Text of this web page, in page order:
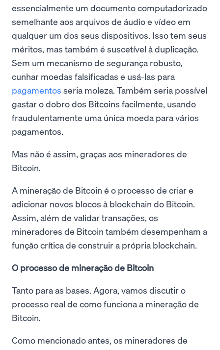
essencialmente um documento computadorizado
semelhante aos arquivos de áudio e vídeo em
qualquer um dos seus dispositivos. Isso tem seus
méritos, mas também é suscetível à duplicação.
Sem um mecanismo de segurança robusto,
cunhar moedas falsificadas e usá-las para
pagamentos seria moleza. Também seria possível
gastar o dobro dos Bitcoins facilmente, usando
fraudulentamente uma única moeda para vários
pagamentos.
Mas não é assim, graças aos mineradores de
Bitcoin.
A mineração de Bitcoin é o processo de criar e
adicionar novos blocos à blockchain do Bitcoin.
Assim, além de validar transações, os
mineradores de Bitcoin também desempenham a
função crítica de construir a própria blockchain.
O processo de mineração de Bitcoin
Tanto para as bases. Agora, vamos discutir o
processo real de como funciona a mineração de
Bitcoin.
Como mencionado antes, os mineradores de